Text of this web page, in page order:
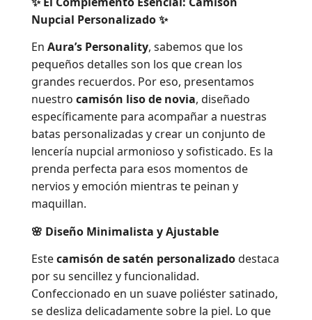
Nupcial Personalizado ✨
En Aura’s Personality, sabemos que los
pequeños detalles son los que crean los
grandes recuerdos. Por eso, presentamos
nuestro camisón liso de novia, diseñado
específicamente para acompañar a nuestras
batas personalizadas y crear un conjunto de
lencería nupcial armonioso y sofisticado. Es la
prenda perfecta para esos momentos de
nervios y emoción mientras te peinan y
maquillan.
🌸 Diseño Minimalista y Ajustable
Estecamisón de satén personalizadodestaca
por su sencillez y funcionalidad.
Confeccionado en un suave poliéster satinado,
se desliza delicadamente sobre la piel. Lo que